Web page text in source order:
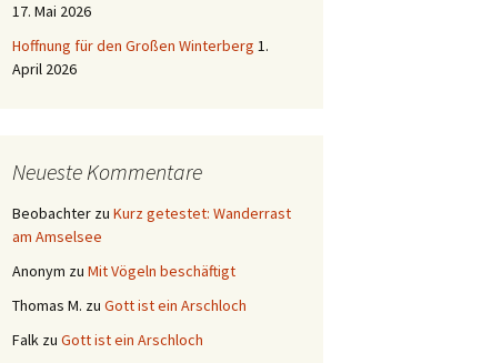
17. Mai 2026
Hoffnung für den Großen Winterberg 1.
April 2026
Neueste Kommentare
Beobachter zu Kurz getestet: Wanderrast
am Amselsee
Anonym zu Mit Vögeln beschäftigt
Thomas M. zu Gott ist ein Arschloch
Falk zu Gott ist ein Arschloch